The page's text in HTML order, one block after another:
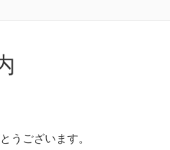
うございます。